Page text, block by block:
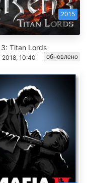
2015
3: Titan Lords
2018, 10:40 обновлено